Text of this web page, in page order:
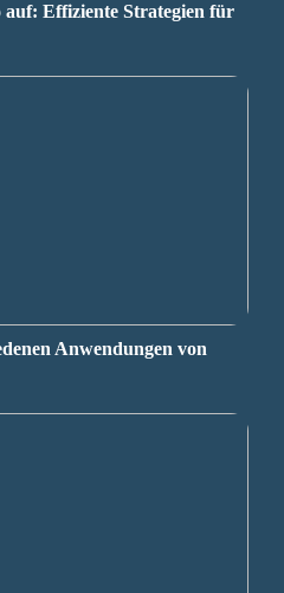
Effiziente Strategien für
Anwendungen von